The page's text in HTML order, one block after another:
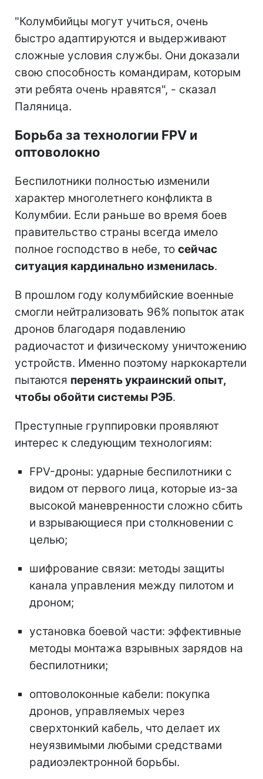
"Колумбийцы могут учиться, очень
быстро адаптируются и выдерживают
сложные условия службы. Они доказали
свою способность командирам, которым
эти ребята очень нравятся", - сказал
Паляница.
Борьба за технологии FPV и
оптоволокно
Беспилотники полностью изменили
характер многолетнего конфликта в
Колумбии. Если раньше во время боев
правительство страны всегда имело
полное господство в небе, то сейчас
ситуация кардинально изменилась.
В прошлом году колумбийские военные
смогли нейтрализовать 96% попыток атак
дронов благодаря подавлению
радиочастот и физическому уничтожению
устройств. Именно поэтому наркокартели
пытаются перенять украинский опыт,
чтобы обойти системы РЭБ.
Преступные группировки проявляют
интерес к следующим технологиям:
FPV-дроны: ударные беспилотники с
видом от первого лица, которые из-за
высокой маневренности сложно сбить
и взрывающиеся при столкновении с
целью;
шифрование связи: методы защиты
канала управления между пилотом и
дроном;
установка боевой части: эффективные
методы монтажа взрывных зарядов на
беспилотники;
оптоволоконные кабели: покупка
дронов, управляемых через
сверхтонкий кабель, что делает их
неуязвимыми любыми средствами
радиоэлектронной борьбы.